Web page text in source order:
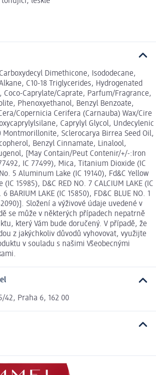
Dimethicone, Isododecane,
C10-18 Triglycerides, Hydrogenated
Coco-Caprylate/Caprate, Parfum/Fragrance,
Phenoxyethanol, Benzyl Benzoate,
Copernicia Cerifera (Carnauba) Wax/Cire
Caprylyl Glycol, Undecylenic
Sclerocarya Birrea Seed Oil,
Benzyl Cinnamate, Linalool,
[May Contain/Peut Contenir/+/-:Iron
IC 77499), Mica, Titanium Dioxide (IC
5 Aluminum Lake (IC 19140), Fd&C Yellow
15985), D&C RED NO. 7 CALCIUM LAKE (IC
BARIUM LAKE (IC 15850), FD&C BLUE NO. 1
Složení a výživové údaje uvedené v
se může v některých případech nepatrně
který Vám bude doručený. V případě, že
z jakýchkoliv důvodů vyhovovat, využijte
v souladu s našimi Všeobecnými
42, Praha 6, 162 00